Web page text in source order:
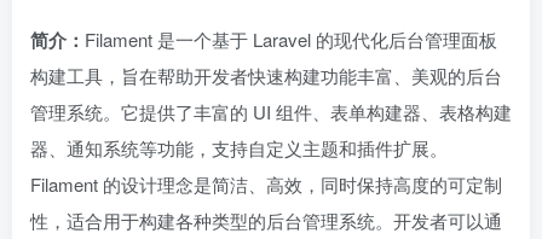
简介： Filament 是一个基于 Laravel 的现代化后台管理面板
构建工具，旨在帮助开发者快速构建功能丰富、美观的后台
管理系统。它提供了丰富的 UI 组件、表单构建器、表格构建
器、通知系统等功能，支持自定义主题和插件扩展。
Filament 的设计理念是简洁、高效，同时保持高度的可定制
性，适合用于构建各种类型的后台管理系统。开发者可以通